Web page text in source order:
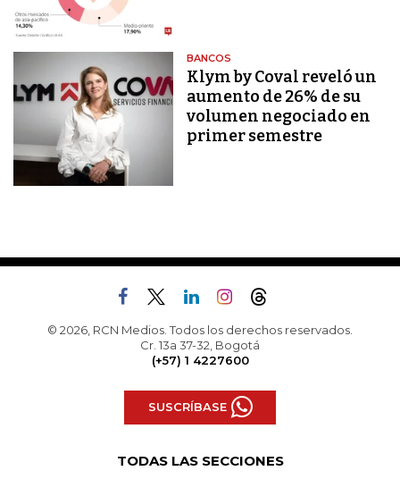
BANCOS
Klym by Coval reveló un
aumento de 26% de su
volumen negociado en
primer semestre
© 2026, RCN Medios. Todos los derechos reservados.
Cr. 13a 37-32, Bogotá
(+57) 1 4227600
SUSCRÍBASE
TODAS LAS SECCIONES